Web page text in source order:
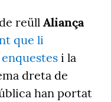
reüll Aliança
que li
i la
dreta de
han portat